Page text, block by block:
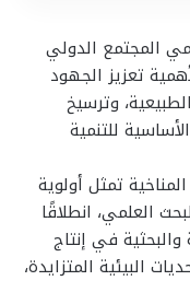
المجتمع الدولي
تعزيز الجهود
وترسيخ
للتنمية
تمثل أولوية
العلمي، انطلاقًا
في إنتاج
البيئية المتزايدة،